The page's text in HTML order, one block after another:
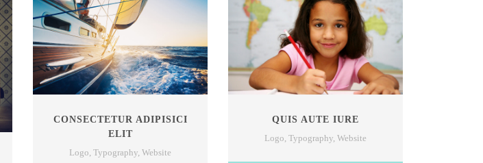
CONSECTETUR ADIPISICI
ELIT
Logo, Typography, Website
QUIS AUTE IURE
Logo, Typography, Website